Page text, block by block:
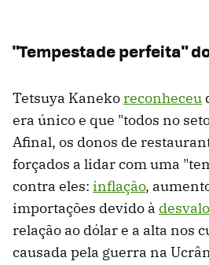
"Tempestade perfeita"
Tetsuya Kanekoreconheceu
era único e que "todos no
Afinal, os donos de
forçados a lidar com uma
contra eles: inflação,
importações devido à
relação ao dólar e a alta nos
causada pela guerra na